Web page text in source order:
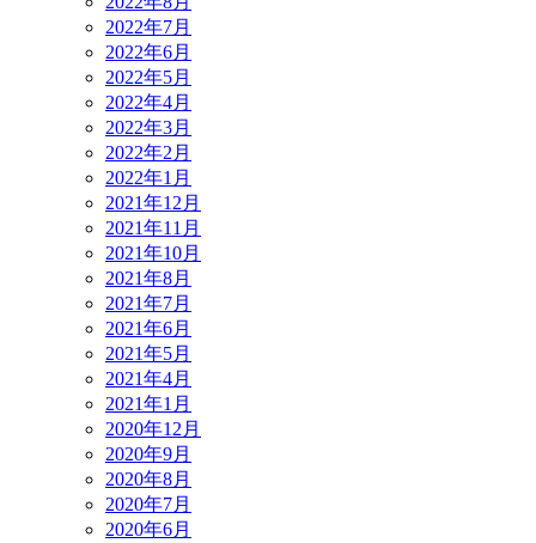
2022年7月
2022年6月
2022年5月
2022年4月
2022年3月
2022年2月
2022年1月
2021年12月
2021年11月
2021年10月
2021年8月
2021年7月
2021年6月
2021年5月
2021年4月
2021年1月
2020年12月
2020年9月
2020年8月
2020年7月
2020年6月